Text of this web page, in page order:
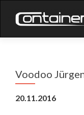
Voodoo
20.11.2016